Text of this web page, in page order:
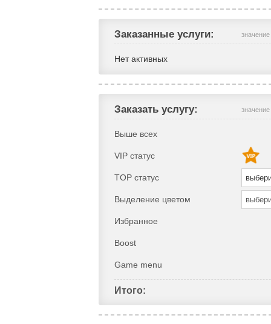
Заказанные услуги: значение
Нет активных
Заказать услугу: значение
Выше всех
VIP статус
TOP статус
Выделение цветом
Избранное
Boost
Game menu
Итого: